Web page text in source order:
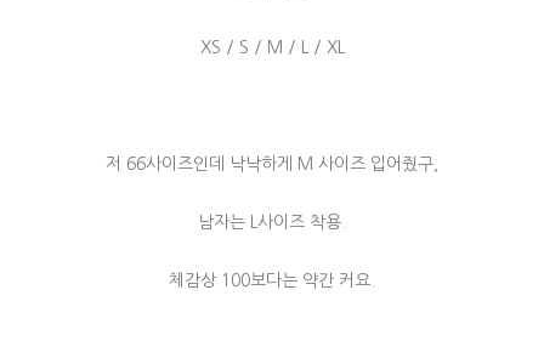
XS / S / M / L / XL
저 66사이즈인데 낙낙하게 M 사이즈 입어줬구,
남자는 L사이즈 착용.
체감상 100보다는 약간 커요.